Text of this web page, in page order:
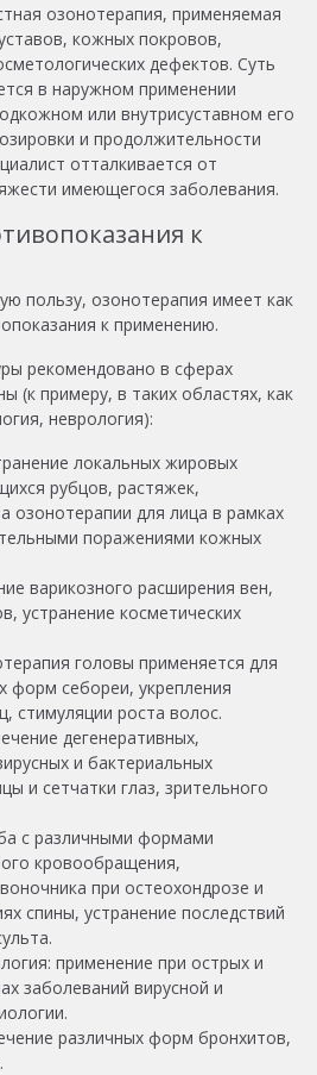
озонотерапия, применяемая
кожных покровов,
дефектов. Суть
в наружном применении
или внутрисуставном его
и продолжительности
отталкивается от
имеющегося заболевания.
к
пользу, озонотерапия имеет как
к применению.
рекомендовано в сферах
(к примеру, в таких областях, как
неврология):
локальных жировых
рубцов, растяжек,
озонотерапии для лица в рамках
поражениями кожных
варикозного расширения вен,
устранение косметических
головы применяется для
форм себореи, укрепления
стимуляции роста волос.
дегенеративных,
и бактериальных
и сетчатки глаз, зрительного
с различными формами
кровообращения,
при остеохондрозе и
спины, устранение последствий
применение при острых и
заболеваний вирусной и
различных форм бронхитов,